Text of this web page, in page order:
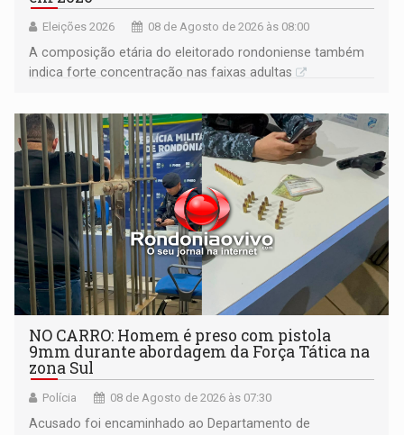
Eleições 2026 08 de Agosto de 2026 às 08:00
A composição etária do eleitorado rondoniense também
indica forte concentração nas faixas adultas
NO CARRO: Homem é preso com pistola
9mm durante abordagem da Força Tática na
zona Sul
Polícia 08 de Agosto de 2026 às 07:30
Acusado foi encaminhado ao Departamento de